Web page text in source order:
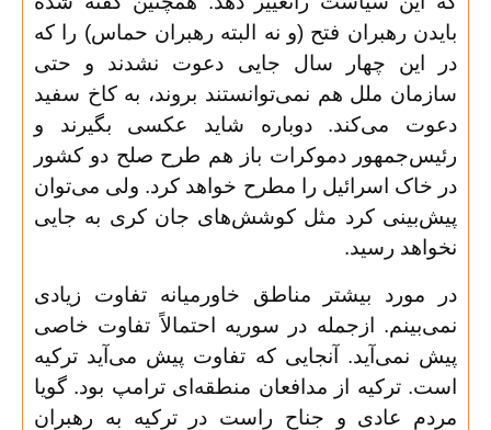
بایدن رهبران فتح (و نه البته رهبران حماس) را که
در این چهار سال جایی دعوت نشدند و حتی
سازمان ملل هم نمی‌توانستند بروند، به کاخ سفید
دعوت می‌کند. دوباره شاید عکسی بگیرند و
رئیس‌جمهور دموکرات باز هم طرح صلح دو کشور
در خاک اسرائیل را مطرح خواهد کرد. ولی می‌توان
پیش‌بینی کرد مثل کوشش‌های جان کری به جایی
نخواهد رسید.
در مورد بیشتر مناطق خاورمیانه تفاوت زیادی
نمی‌بینم. ازجمله در سوریه احتمالاً تفاوت خاصی
پیش نمی‌آید. آنجایی که تفاوت پیش می‌آید ترکیه
است. ترکیه از مدافعان منطقه‌ای ترامپ بود. گویا
مردم عادی و جناح راست در ترکیه به رهبران